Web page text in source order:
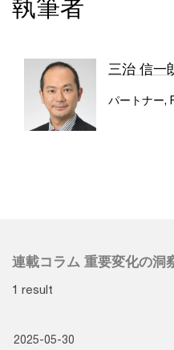
執筆者
三治 信一
パートナー,
連載コラム 重要変化の洞
1 result
2025-05-30